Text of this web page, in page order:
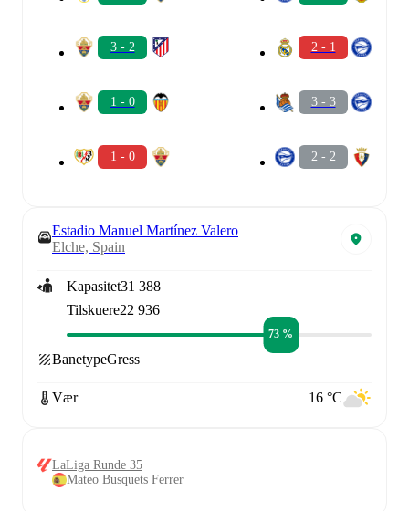
3 - 2
1 - 0
1 - 0
2 - 1
3 - 3
2 - 2
Estadio Manuel Martínez Valero
Elche, Spain
Kapasitet31 388
Tilskuere22 936
73 %
BanetypeGress
Vær 16 °C
LaLiga Runde 35
Mateo Busquets Ferrer